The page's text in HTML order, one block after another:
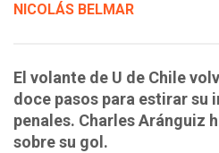
NICOLÁS BELMAR
El volante de U de Chile
doce pasos para estirar su
penales. Charles Aránguiz
sobre su gol.